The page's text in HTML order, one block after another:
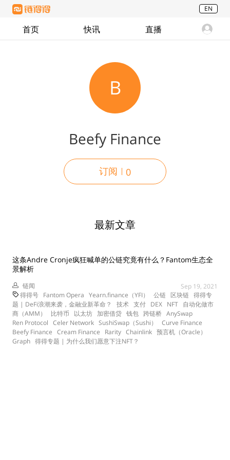
EN
首页 快讯 直播
B
Beefy Finance
订阅 0
最新文章
这条Andre Cronje疯狂喊单的公链究竟有什么？Fantom生态全
景解析
链闻
Sep 19, 2021
得得号 Fantom Opera Yearn.finance（YFI） 公链 区块链 得得专
题 | DeFi浪潮来袭，金融业新革命？
技术 支付 DEX NFT 自动化做市
商（AMM）
比特币 以太坊 加密借贷 钱包 跨链桥 AnySwap
Ren Protocol Celer Network SushiSwap（Sushi）
Curve Finance
Beefy Finance Cream Finance Rarity Chainlink 预言机（Oracle）
Graph 得得专题 | 为什么我们愿意下注NFT？